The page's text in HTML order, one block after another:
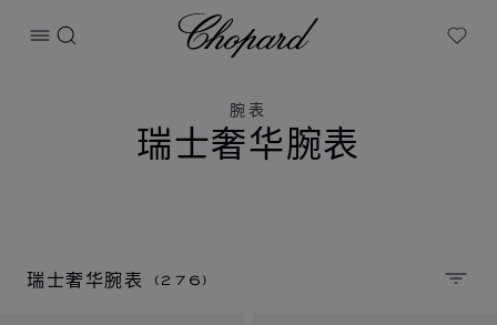
打开菜单
搜索
Chopard
My
腕表
瑞士奢华腕表
瑞士奢华腕表(276) 排序